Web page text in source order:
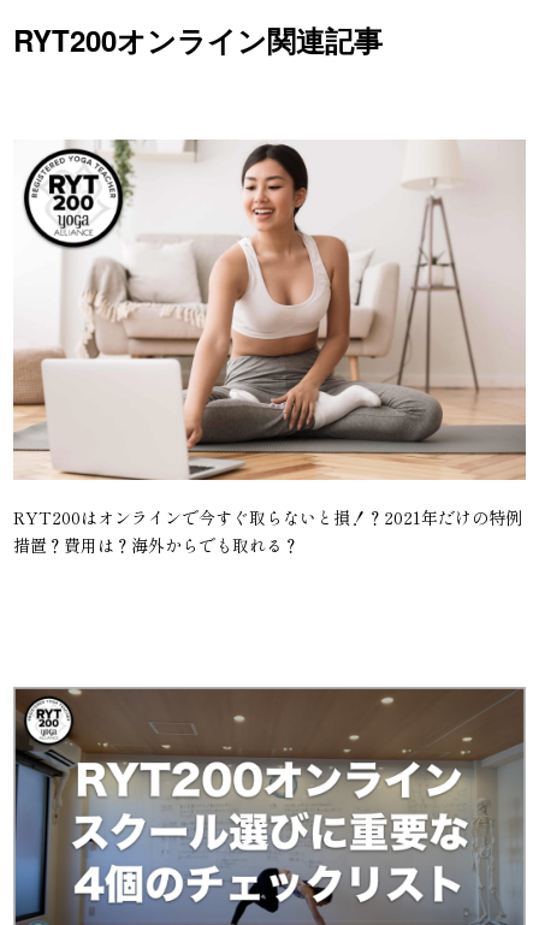
RYT200オンライン関連記事
RYT200はオンラインで今すぐ取らないと損！？2021年だけの特例
措置？費用は？海外からでも取れる？